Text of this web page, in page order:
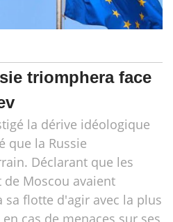
triomphera face
la dérive idéologique
que la Russie
Déclarant que les
Moscou avaient
sa flotte d'agir avec la plus
cas de menaces sur ses